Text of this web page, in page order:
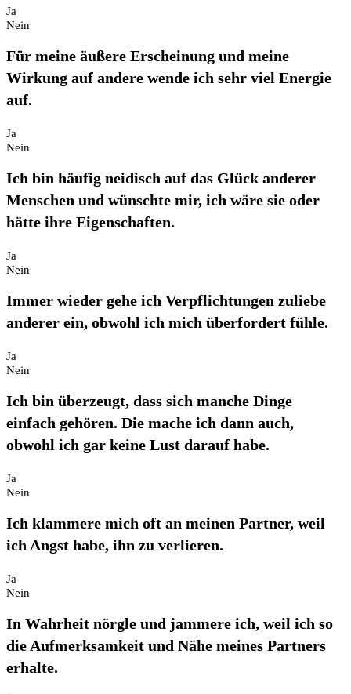
Ja
Nein
Für meine äußere Erscheinung und meine
Wirkung auf andere wende ich sehr viel Energie
auf.
Ja
Nein
Ich bin häufig neidisch auf das Glück anderer
Menschen und wünschte mir, ich wäre sie oder
hätte ihre Eigenschaften.
Ja
Nein
Immer wieder gehe ich Verpflichtungen zuliebe
anderer ein, obwohl ich mich überfordert fühle.
Ja
Nein
Ich bin überzeugt, dass sich manche Dinge
einfach gehören. Die mache ich dann auch,
obwohl ich gar keine Lust darauf habe.
Ja
Nein
Ich klammere mich oft an meinen Partner, weil
ich Angst habe, ihn zu verlieren.
Ja
Nein
In Wahrheit nörgle und jammere ich, weil ich so
die Aufmerksamkeit und Nähe meines Partners
erhalte.